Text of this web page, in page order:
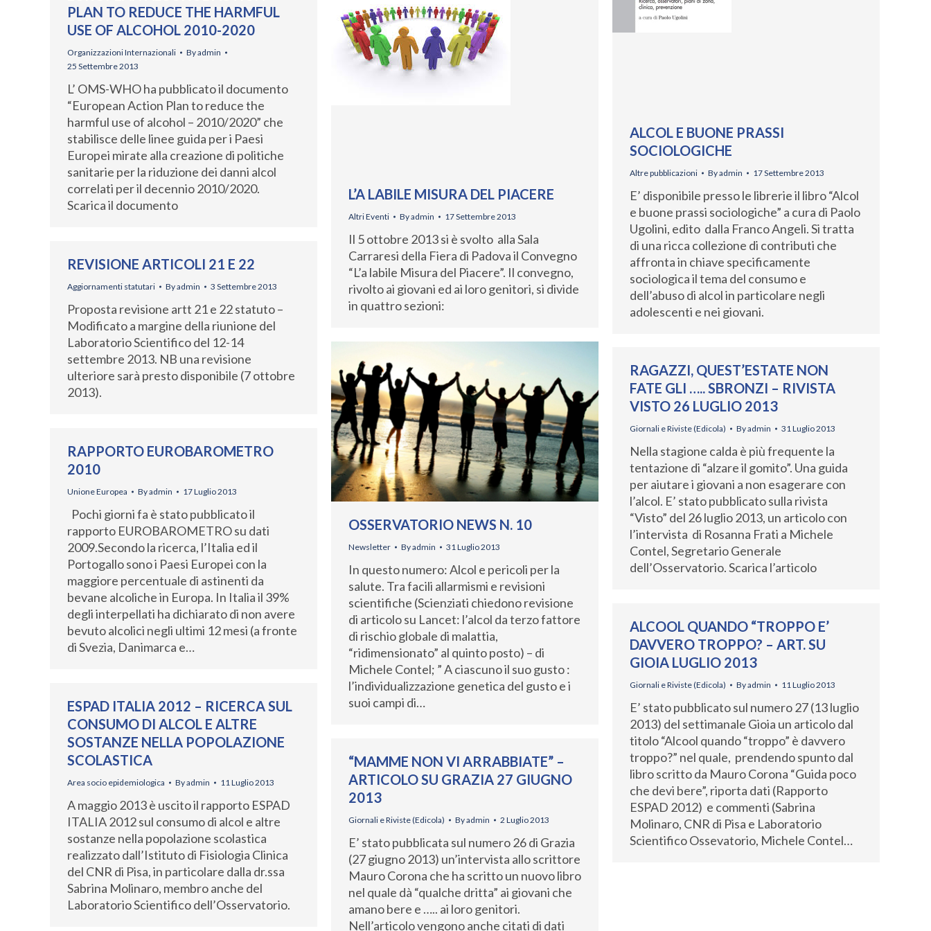
PLAN TO REDUCE THE HARMFUL
USE OF ALCOHOL 2010-2020
Organizzazioni Internazionali Byadmin
25 Settembre 2013
L’ OMS-WHO ha pubblicato il documento
“European Action Plan to reduce the
harmful use of alcohol – 2010/2020” che
stabilisce delle linee guida per i Paesi
Europei mirate alla creazione di politiche
sanitarie per la riduzione dei danni alcol
correlati per il decennio 2010/2020.
Scarica il documento
L’A LABILE MISURA DEL PIACERE
Altri Eventi Byadmin 17 Settembre 2013
Il 5 ottobre 2013 si è svolto alla Sala
Carraresi della Fiera di Padova il Convegno
“L’a labile Misura del Piacere”. Il convegno,
rivolto ai giovani ed ai loro genitori, si divide
in quattro sezioni:
ALCOL E BUONE PRASSI
SOCIOLOGICHE
Altre pubblicazioni Byadmin 17 Settembre 2013
E’ disponibile presso le librerie il libro “Alcol
e buone prassi sociologiche” a cura di Paolo
Ugolini, edito dalla Franco Angeli. Si tratta
di una ricca collezione di contributi che
affronta in chiave specificamente
sociologica il tema del consumo e
dell’abuso di alcol in particolare negli
adolescenti e nei giovani.
REVISIONE ARTICOLI 21 E 22
Aggiornamenti statutari Byadmin 3 Settembre 2013
Proposta revisione artt 21 e 22 statuto –
Modificato a margine della riunione del
Laboratorio Scientifico del 12-14
settembre 2013. NB una revisione
ulteriore sarà presto disponibile (7 ottobre
2013).
OSSERVATORIO NEWS N. 10
Newsletter Byadmin 31 Luglio 2013
In questo numero: Alcol e pericoli per la
salute. Tra facili allarmismi e revisioni
scientifiche (Scienziati chiedono revisione
di articolo su Lancet: l’alcol da terzo fattore
di rischio globale di malattia,
“ridimensionato” al quinto posto) – di
Michele Contel; ” A ciascuno il suo gusto :
l’individualizzazione genetica del gusto e i
suoi campi di…
RAGAZZI, QUEST’ESTATE NON
FATE GLI ….. SBRONZI – RIVISTA
VISTO 26 LUGLIO 2013
Giornali e Riviste (Edicola) Byadmin 31 Luglio 2013
Nella stagione calda è più frequente la
tentazione di “alzare il gomito”. Una guida
per aiutare i giovani a non esagerare con
l’alcol. E’ stato pubblicato sulla rivista
“Visto” del 26 luglio 2013, un articolo con
l’intervista di Rosanna Frati a Michele
Contel, Segretario Generale
dell’Osservatorio. Scarica l’articolo
RAPPORTO EUROBAROMETRO
2010
Unione Europea Byadmin 17 Luglio 2013
Pochi giorni fa è stato pubblicato il
rapporto EUROBAROMETRO su dati
2009.Secondo la ricerca, l’Italia ed il
Portogallo sono i Paesi Europei con la
maggiore percentuale di astinenti da
bevane alcoliche in Europa. In Italia il 39%
degli interpellati ha dichiarato di non avere
bevuto alcolici negli ultimi 12 mesi (a fronte
di Svezia, Danimarca e…
ALCOOL QUANDO “TROPPO E’
DAVVERO TROPPO? – ART. SU
GIOIA LUGLIO 2013
Giornali e Riviste (Edicola) Byadmin 11 Luglio 2013
E’ stato pubblicato sul numero 27 (13 luglio
2013) del settimanale Gioia un articolo dal
titolo “Alcool quando “troppo” è davvero
troppo?” nel quale, prendendo spunto dal
libro scritto da Mauro Corona “Guida poco
che devi bere”, riporta dati (Rapporto
ESPAD 2012) e commenti (Sabrina
Molinaro, CNR di Pisa e Laboratorio
Scientifico Ossevatorio, Michele Contel…
ESPAD ITALIA 2012 – RICERCA SUL
CONSUMO DI ALCOL E ALTRE
SOSTANZE NELLA POPOLAZIONE
SCOLASTICA
Area socio epidemiologica Byadmin 11 Luglio 2013
A maggio 2013 è uscito il rapporto ESPAD
ITALIA 2012 sul consumo di alcol e altre
sostanze nella popolazione scolastica
realizzato dall’Istituto di Fisiologia Clinica
del CNR di Pisa, in particolare dalla dr.ssa
Sabrina Molinaro, membro anche del
Laboratorio Scientifico dell’Osservatorio.
“MAMME NON VI ARRABBIATE” –
ARTICOLO SU GRAZIA 27 GIUGNO
2013
Giornali e Riviste (Edicola) Byadmin 2 Luglio 2013
E’ stato pubblicata sul numero 26 di Grazia
(27 giugno 2013) un’intervista allo scrittore
Mauro Corona che ha scritto un nuovo libro
nel quale dà “qualche dritta” ai giovani che
amano bere e ….. ai loro genitori.
Nell’articolo vengono anche citati di dati